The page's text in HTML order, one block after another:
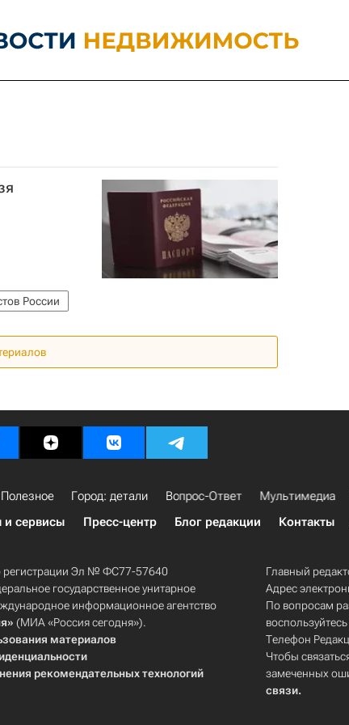
России
Полезное Город: детали Вопрос-Ответ Мультимедиа
и сервисы Пресс-центр Блог редакции Контакты
регистрации Эл № ФС77-57640
государственное унитарное
информационное агентство
(МИА «Россия сегодня»).
материалов
рекомендательных технологий
Главный
Адрес
По вопросам
Телефон
Чтобы
замеченных
связи.